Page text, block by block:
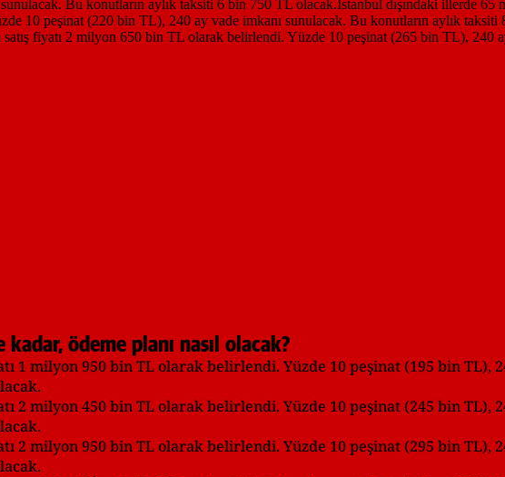
ödeme planı nasıl olacak?
1 milyon 950 bin TL olarak belirlendi. Yüzde 10 peşinat (195 bin TL),
2 milyon 450 bin TL olarak belirlendi. Yüzde 10 peşinat (245 bin TL),
2 milyon 950 bin TL olarak belirlendi. Yüzde 10 peşinat (295 bin TL),